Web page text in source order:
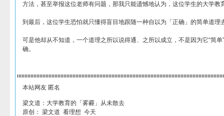
方法，甚至举报这位老师有问题，那我只能遗憾地认为，这位学生的大学教
到最后，这位学生恐怕就只懂得盲目地跟随一种自以为「正确」的简单道理
可是他却从不知道，一个道理之所以说得通、之所以成立，不是因为它“简
确。
本站网友 匿名
梁文道：大学教育的「雾霾」从未散去
原创： 梁文道 看理想 今天